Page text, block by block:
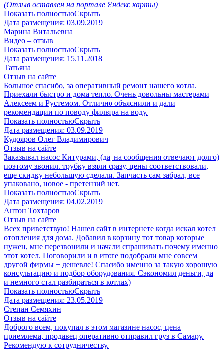
(Отзыв оставлен на портале Яндекс карты)
Показать полностьюСкрыть
Дата размещения: 03.09.2019
Марина Витальевна
Видео – отзыв
Показать полностьюСкрыть
Дата размещения: 15.11.2018
Татьяна
Отзыв на сайте
Большое спасибо, за оперативный ремонт нашего котла.
Приехали быстро и дома тепло. Очень довольны мастерами
Алексеем и Рустемом. Отлично объяснили и дали
рекомендации по поводу фильтра на воду.
Показать полностьюСкрыть
Дата размещения: 03.09.2019
Кудояров Олег Владимирович
Отзыв на сайте
Заказывал насос Китурами, (да, на сообщения отвечают долго)
поэтому звонил. трубку взяли сразу, цены соответствовали,
еще скидку небольшую сделали. Запчасть сам забрал, все
упаковано, новое - претензий нет.
Показать полностьюСкрыть
Дата размещения: 04.02.2019
Антон Тохтаров
Отзыв на сайте
Всех приветствую! Нашел сайт в интернете когда искал котел
отопления для дома. Добавил в корзину тот товар которые
нужен, мне перезвонили и начали спрашивать почему именно
этот котел. Поговорили и в итоге подобрали мне совсем
другой фирмы + дешевле! Спасибо именно за такую хорошую
консультацию и подбор оборудования. Сэкономил деньги, да
и немного стал разбираться в котлах)
Показать полностьюСкрыть
Дата размещения: 23.05.2019
Степан Семяхин
Отзыв на сайте
Доброго всем, покупал в этом магазине насос, цена
приемлема, продавец оперативно отправил груз в Самару.
Рекомендую к сотрудничеству.